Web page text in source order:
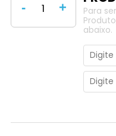
- +
Para
abaixo.